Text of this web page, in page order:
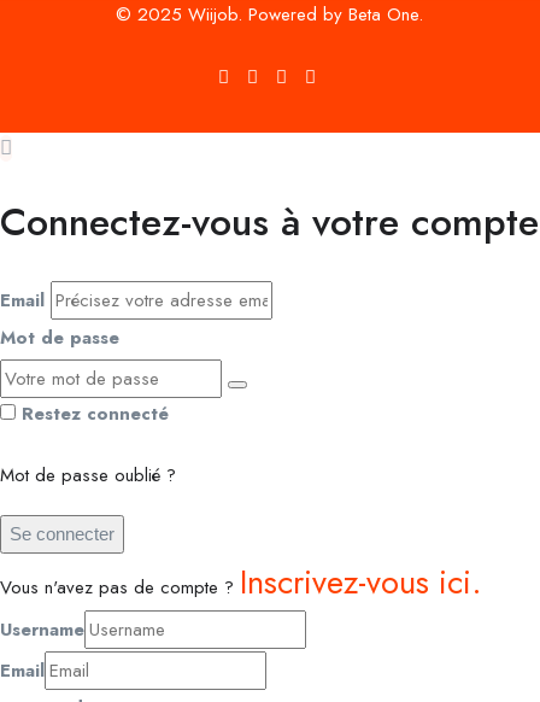
© 2025 Wiijob. Powered by Beta One.
Connectez-vous à votre compte
Email
Mot de passe
Restez connecté
Mot de passe oublié ?
Se connecter
Vous n'avez pas de compte ? Inscrivez-vous ici.
Username
Email